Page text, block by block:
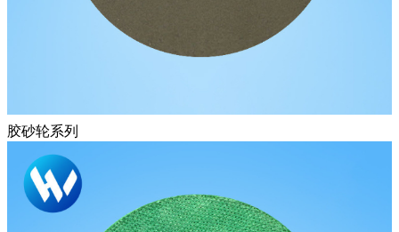
胶砂轮系列